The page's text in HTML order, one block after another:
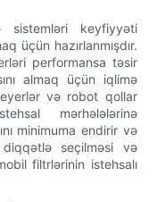
sistemləri keyfiyyəti
üçün hazırlanmışdır.
performansa təsir
almaq üçün iqlimə
və robot qollar
mərhələlərinə
minimuma endirir və
seçilməsi və
filtrlərinin istehsalı